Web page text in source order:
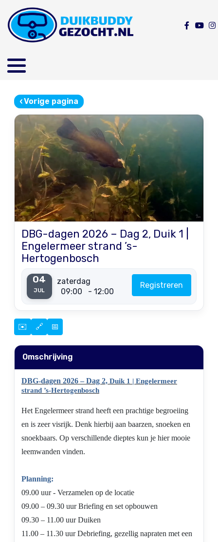
‹Vorige pagina
DBG-dagen 2026 – Dag 2, Duik 1 |
Engelermeer strand ’s-
Hertogenbosch
04
JUL
zaterdag
09:00
- 12:00
Registreren
✉️ 🔗 📅
Omschrijving
DBG-dagen 2026 – Dag 2, Duik 1 | Engelermeer
strand ’s-Hertogenbosch
Het Engelermeer strand heeft een prachtige begroeiing
en is zeer visrijk. Denk hierbij aan baarzen, snoeken en
snoekbaars. Op verschillende dieptes kun je hier mooie
leemwanden vinden.
Planning:
09.00 uur - Verzamelen op de locatie
09.00 – 09.30 uur Briefing en set opbouwen
09.30 – 11.00 uur Duiken
11.00 – 11.30 uur Debriefing, gezellig napraten met een